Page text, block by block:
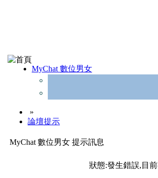
MyChat 數位男女
»
論壇提示
MyChat 數位男女 提示訊息
狀態:發生錯誤,目